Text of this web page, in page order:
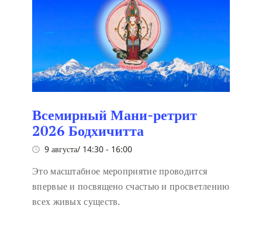
Всемирный Мани-ретрит
2026 Бодхичитта
9 августа/ 14:30 - 16:00
Это масштабное мероприятие проводится
впервые и посвящено счастью и просветлению
всех живых существ.